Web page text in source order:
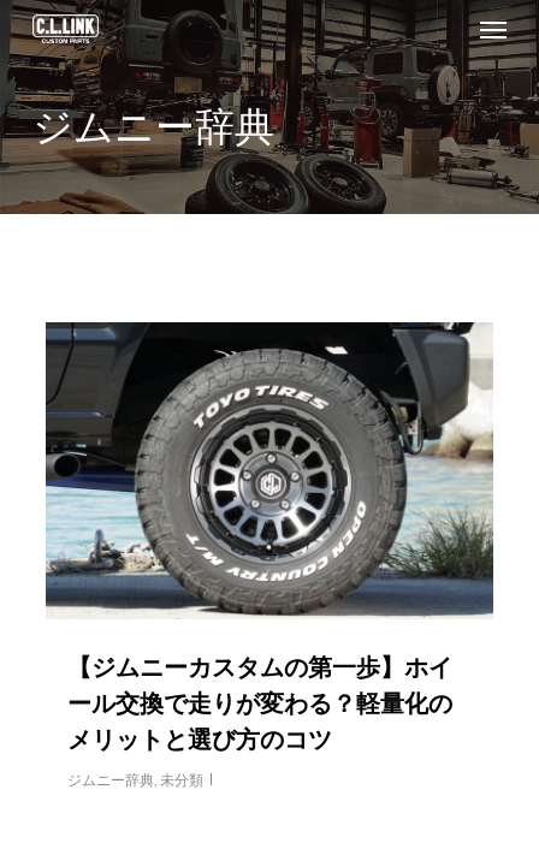
Skip
to
main
content
Menu
ジムニー辞典
【ジムニーカスタムの第一歩】ホイ
ール交換で走りが変わる？軽量化の
メリットと選び方のコツ
ジムニー辞典,未分類